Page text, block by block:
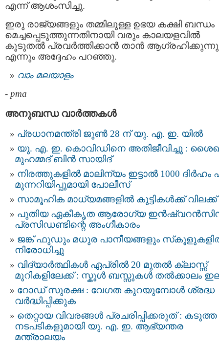
എന്ന് ആശംസിച്ചു.
ഇരു രാജ്യങ്ങളും തമ്മിലുള്ള ഉഭയ കക്ഷി ബന്ധം
മെച്ചപ്പെടുത്തുന്നതിനായി വരും കാലയളവിൽ
കൂടുതൽ പ്രവർത്തിക്കാൻ താൻ ആഗ്രഹിക്കുന്നു
എന്നും അദ്ദേഹം പറഞ്ഞു.
വാം മലയാളം
- pma
അനുബന്ധ വാര്‍ത്തകള്‍
പ്രധാനമന്ത്രി ജൂണ്‍ 28 ന് യു. എ. ഇ. യില്‍
യു. എ. ഇ. കൊവിഡിനെ അതിജീവിച്ചു :
മുഹമ്മദ് ബിന്‍ സായിദ്
നിരത്തുകളിൽ മാലിന്യം ഇട്ടാൽ 1000 ദിർഹം
മുന്നറിയിപ്പുമായി പോലീസ്
സാമൂഹിക മാധ്യമങ്ങളിൽ കുട്ടികൾക്ക് വിലക്ക്
പുതിയ ഏകീകൃത ആരോഗ്യ
പ്രസിഡണ്ടിന്റെ അംഗീകാരം
ജങ്ക് ഫുഡും മധുര പാനീയങ്ങളും
നിരോധിച്ചു
വിദ്യാർത്ഥികൾ ഏപ്രിൽ 20 മുതൽ ക്ലാസ്സ്‌
മുറികളിലേക്ക് : സ്കൂള്‍ ബസ്സുകള്‍ തല്‍ക്കാലം
റോഡ് സുരക്ഷ : വേഗത കുറയുമ്പോൾ ശ്രദ്ധ
വർദ്ധിപ്പിക്കുക
തെറ്റായ വിവരങ്ങൾ പ്രചരിപ്പിക്കരുത് : കടുത്ത
നടപടികളുമായി യു. എ. ഇ. ആഭ്യന്തര
മന്ത്രാലയം